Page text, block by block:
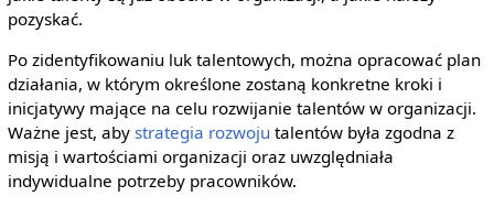
pozyskać.
Po zidentyfikowaniu luk talentowych, można opracować plan
działania, w którym określone zostaną konkretne kroki i
inicjatywy mające na celu rozwijanie talentów w organizacji.
Ważne jest, aby strategia rozwoju talentów była zgodna z
misją i wartościami organizacji oraz uwzględniała
indywidualne potrzeby pracowników.